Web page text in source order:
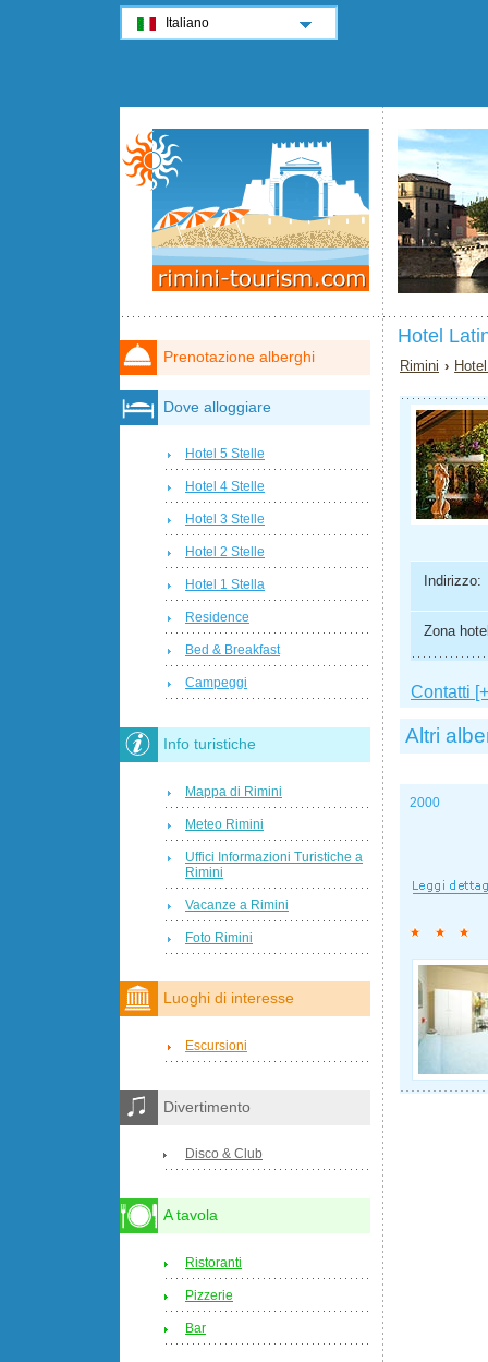
Hotel
Rimini ›
Indirizzo:
Zona
Contatti
Altri
2000
Prenotazione alberghi
Dove alloggiare
Hotel 5 Stelle
Hotel 4 Stelle
Hotel 3 Stelle
Hotel 2 Stelle
Hotel 1 Stella
Residence
Bed & Breakfast
Campeggi
Info turistiche
Mappa di Rimini
Meteo Rimini
Uffici Informazioni Turistiche a
Rimini
Vacanze a Rimini
Foto Rimini
Luoghi di interesse
Escursioni
Divertimento
Disco & Club
A tavola
Ristoranti
Pizzerie
Bar
Italiano